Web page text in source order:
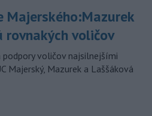
Majerského:Mazurek
rovnakých voličov
podpory voličov najsilnejšími
Majerský, Mazurek a Laššáková